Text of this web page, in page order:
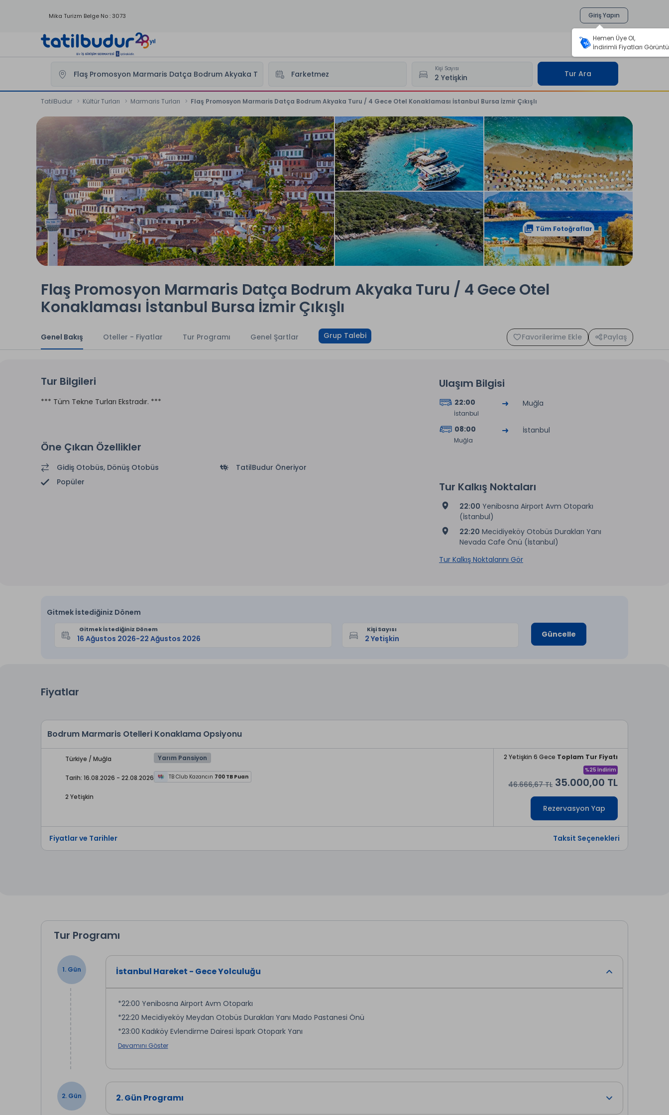
Mika Turizm Belge No : 3073 Giriş Yapın
Kişi Sayısı
Tur Ara
TatilBudur Kültür Turları Marmaris Turları Flaş Promosyon Marmaris Datça Bodrum Akyaka Turu / 4 Gece Otel Konaklaması İstanbul Bursa İzmir Çıkışlı
Tüm Fotoğraflar
Flaş Promosyon Marmaris Datça Bodrum Akyaka Turu / 4 Gece Otel
Konaklaması İstanbul Bursa İzmir Çıkışlı
Genel Bakış Oteller - Fiyatlar Tur Programı Genel Şartlar Grup Talebi Favorilerime Ekle Paylaş
Tur Bilgileri
*** Tüm Tekne Turları Ekstradır. ***
Öne Çıkan Özellikler
Gidiş Otobüs, Dönüş Otobüs
TatilBudur Öneriyor
Popüler
Ulaşım Bilgisi
22:00
İstanbul
Muğla
08:00
Muğla
İstanbul
Tur Kalkış Noktaları
22:00 Yenibosna Airport Avm Otoparkı
(İstanbul)
22:20 Mecidiyeköy Otobüs Durakları Yanı
Nevada Cafe Önü (İstanbul)
Tur Kalkış Noktalarını Gör
Gitmek İstediğiniz Dönem
Gitmek İstediğiniz Dönem Kişi Sayısı Güncelle
Fiyatlar
Bodrum Marmaris Otelleri Konaklama Opsiyonu
Türkiye / Muğla
Tarih: 16.08.2026 - 22.08.2026
2 Yetişkin
Yarım Pansiyon
TB Club Kazancın 700 TB Puan
2 Yetişkin 6 Gece Toplam Tur Fiyatı
%25 İndirim
46.666,67 TL 35.000,00 TL
Rezervasyon Yap
Fiyatlar ve Tarihler Taksit Seçenekleri
Tur Programı
1. Gün İstanbul Hareket - Gece Yolculuğu
*22:00 Yenibosna Airport Avm Otoparkı
*22:20 Mecidiyeköy Meydan Otobüs Durakları Yanı Mado Pastanesi Önü
*23:00 Kadıköy Evlendirme Dairesi İspark Otopark Yanı
*23:05 Kozyatağı Hilton Otel Yanı ( Yenisahra Köprüsü Otobüs Durağı )
*23:30 Çayırova Mc Donald’s
Devamını Göster
2. Gün 2. Gün Programı
Hemen Üye Ol,
İndirimli Fiyatları